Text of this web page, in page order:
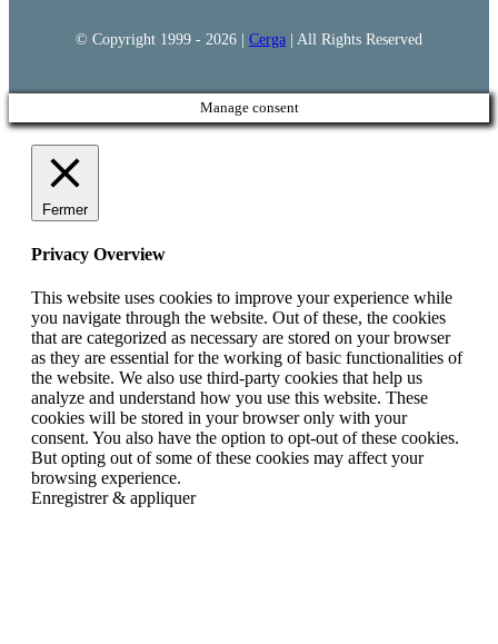
© Copyright 1999 - 2026 | Cerga | All Rights Reserved
Manage consent
Fermer
Privacy Overview
This website uses cookies to improve your experience while
you navigate through the website. Out of these, the cookies
that are categorized as necessary are stored on your browser
as they are essential for the working of basic functionalities of
the website. We also use third-party cookies that help us
analyze and understand how you use this website. These
cookies will be stored in your browser only with your
consent. You also have the option to opt-out of these cookies.
But opting out of some of these cookies may affect your
browsing experience.
Enregistrer & appliquer